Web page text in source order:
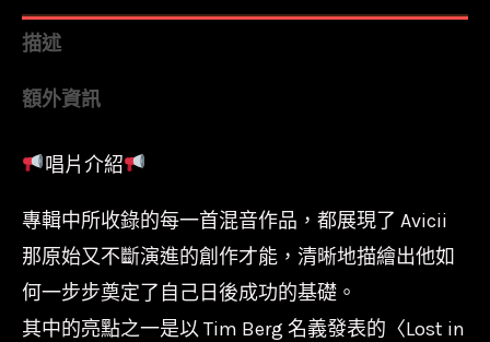
描述
額外資訊
唱片介紹
專輯中所收錄的每一首混音作品，都展現了 Avicii
那原始又不斷演進的創作才能，清晰地描繪出他如
何一步步奠定了自己日後成功的基礎。
其中的亮點之一是以 Tim Berg 名義發表的〈Lost in